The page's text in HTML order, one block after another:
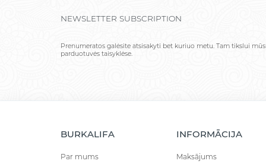
NEWSLETTER SUBSCRIPTION
Prenumeratos galėsite atsisakyti bet kuriuo metu. Tam tikslui
parduotuvės taisyklėse.
BURKALIFA
Par mums
INFORMĀCIJA
Maksājums